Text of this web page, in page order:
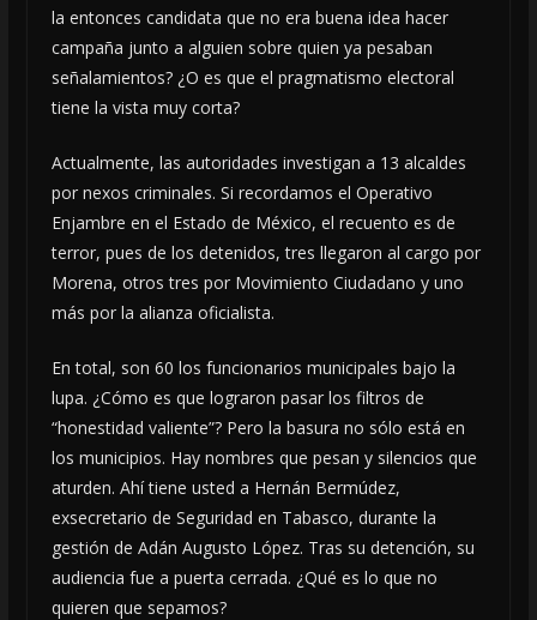
la entonces candidata que no era buena idea hacer
campaña junto a alguien sobre quien ya pesaban
señalamientos? ¿O es que el pragmatismo electoral
tiene la vista muy corta?
Actualmente, las autoridades investigan a 13 alcaldes
por nexos criminales. Si recordamos el Operativo
Enjambre en el Estado de México, el recuento es de
terror, pues de los detenidos, tres llegaron al cargo por
Morena, otros tres por Movimiento Ciudadano y uno
más por la alianza oficialista.
En total, son 60 los funcionarios municipales bajo la
lupa. ¿Cómo es que lograron pasar los filtros de
“honestidad valiente”? Pero la basura no sólo está en
los municipios. Hay nombres que pesan y silencios que
aturden. Ahí tiene usted a Hernán Bermúdez,
exsecretario de Seguridad en Tabasco, durante la
gestión de Adán Augusto López. Tras su detención, su
audiencia fue a puerta cerrada. ¿Qué es lo que no
quieren que sepamos?